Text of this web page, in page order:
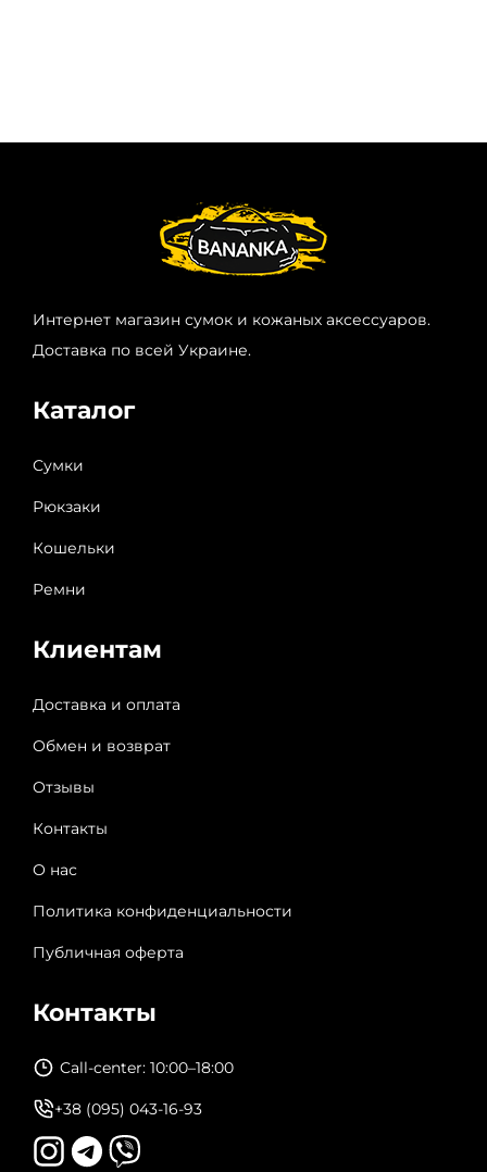
Интернет магазин сумок и кожаных аксессуаров.
Доставка по всей Украине.
Каталог
Сумки
Рюкзаки
Кошельки
Ремни
Клиентам
Доставка и оплата
Обмен и возврат
Отзывы
Контакты
О нас
Политика конфиденциальности
Публичная оферта
Контакты
Call-center: 10:00–18:00
+38 (095) 043-16-93